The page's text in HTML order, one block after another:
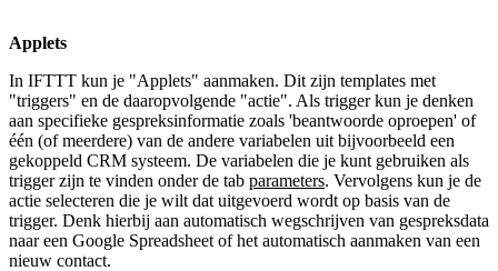
Applets
In IFTTT kun je "Applets" aanmaken. Dit zijn templates met
"triggers" en de daaropvolgende "actie". Als trigger kun je denken
aan specifieke gespreksinformatie zoals 'beantwoorde oproepen' of
één (of meerdere) van de andere variabelen uit bijvoorbeeld een
gekoppeld CRM systeem. De variabelen die je kunt gebruiken als
trigger zijn te vinden onder de tab parameters. Vervolgens kun je de
actie selecteren die je wilt dat uitgevoerd wordt op basis van de
trigger. Denk hierbij aan automatisch wegschrijven van gespreksdata
naar een Google Spreadsheet of het automatisch aanmaken van een
nieuw contact.